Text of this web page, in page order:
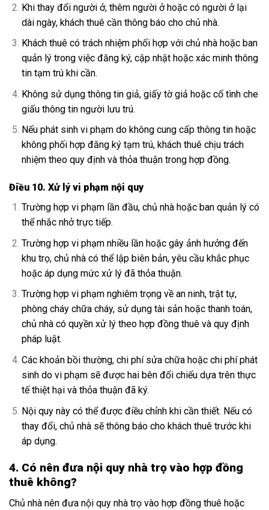
Khi thay đổi người ở, thêm người ở hoặc có người ở lại
dài ngày, khách thuê cần thông báo cho chủ nhà.
Khách thuê có trách nhiệm phối hợp với chủ nhà hoặc ban
quản lý trong việc đăng ký, cập nhật hoặc xác minh thông
tin tạm trú khi cần.
Không sử dụng thông tin giả, giấy tờ giả hoặc cố tình che
giấu thông tin người lưu trú.
Nếu phát sinh vi phạm do không cung cấp thông tin hoặc
không phối hợp đăng ký tạm trú, khách thuê chịu trách
nhiệm theo quy định và thỏa thuận trong hợp đồng.
Điều 10. Xử lý vi phạm nội quy
Trường hợp vi phạm lần đầu, chủ nhà hoặc ban quản lý có
thể nhắc nhở trực tiếp.
Trường hợp vi phạm nhiều lần hoặc gây ảnh hưởng đến
khu trọ, chủ nhà có thể lập biên bản, yêu cầu khắc phục
hoặc áp dụng mức xử lý đã thỏa thuận.
Trường hợp vi phạm nghiêm trọng về an ninh, trật tự,
phòng cháy chữa cháy, sử dụng tài sản hoặc thanh toán,
chủ nhà có quyền xử lý theo hợp đồng thuê và quy định
pháp luật.
Các khoản bồi thường, chi phí sửa chữa hoặc chi phí phát
sinh do vi phạm sẽ được hai bên đối chiếu dựa trên thực
tế thiệt hại và thỏa thuận đã ký.
Nội quy này có thể được điều chỉnh khi cần thiết. Nếu có
thay đổi, chủ nhà sẽ thông báo cho khách thuê trước khi
áp dụng.
4. Có nên đưa nội quy nhà trọ vào hợp đồng
thuê không?
Chủ nhà nên đưa nội quy nhà trọ vào hợp đồng thuê hoặc